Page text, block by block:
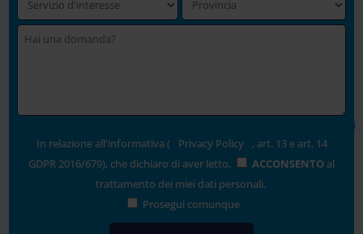
In relazione all'informativa ( Privacy Policy
, art. 13 e art. 14
GDPR 2016/679), che dichiaro di aver letto,
ACCONSENTO al
trattamento dei miei dati personali.
Prosegui comunque